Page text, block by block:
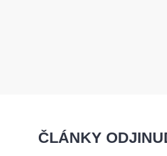
ČLÁNKY